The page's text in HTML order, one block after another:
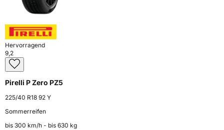
Hervorragend
9,2
Pirelli P Zero PZ5
225/40 R18 92 Y
Sommerreifen
bis 300 km⁠/⁠h - bis 630 kg